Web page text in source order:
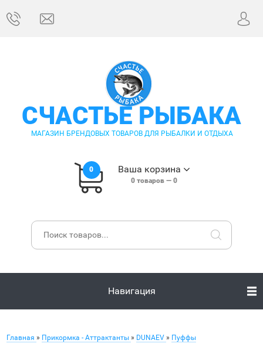
СЧАСТЬЕ РЫБАКА
МАГАЗИН БРЕНДОВЫХ ТОВАРОВ ДЛЯ РЫБАЛКИ И ОТДЫХА
0 Ваша корзина
0товаров — 0
Навигация
Главная » Прикормка - Аттрактанты » DUNAEV » Пуффы